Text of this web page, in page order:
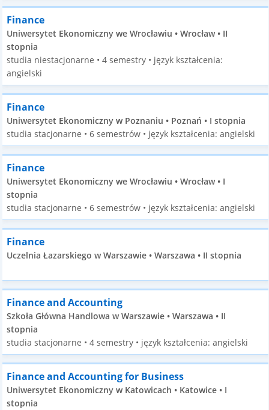
Finance
Uniwersytet Ekonomiczny we Wrocławiu • Wrocław • II
stopnia
studia niestacjonarne • 4 semestry • język kształcenia:
angielski
Finance
Uniwersytet Ekonomiczny w Poznaniu • Poznań • I stopnia
studia stacjonarne • 6 semestrów • język kształcenia: angielski
Finance
Uniwersytet Ekonomiczny we Wrocławiu • Wrocław • I
stopnia
studia stacjonarne • 6 semestrów • język kształcenia: angielski
Finance
Uczelnia Łazarskiego w Warszawie • Warszawa • II stopnia
Finance and Accounting
Szkoła Główna Handlowa w Warszawie • Warszawa • II
stopnia
studia stacjonarne • 4 semestry • język kształcenia: angielski
Finance and Accounting for Business
Uniwersytet Ekonomiczny w Katowicach • Katowice • I
stopnia